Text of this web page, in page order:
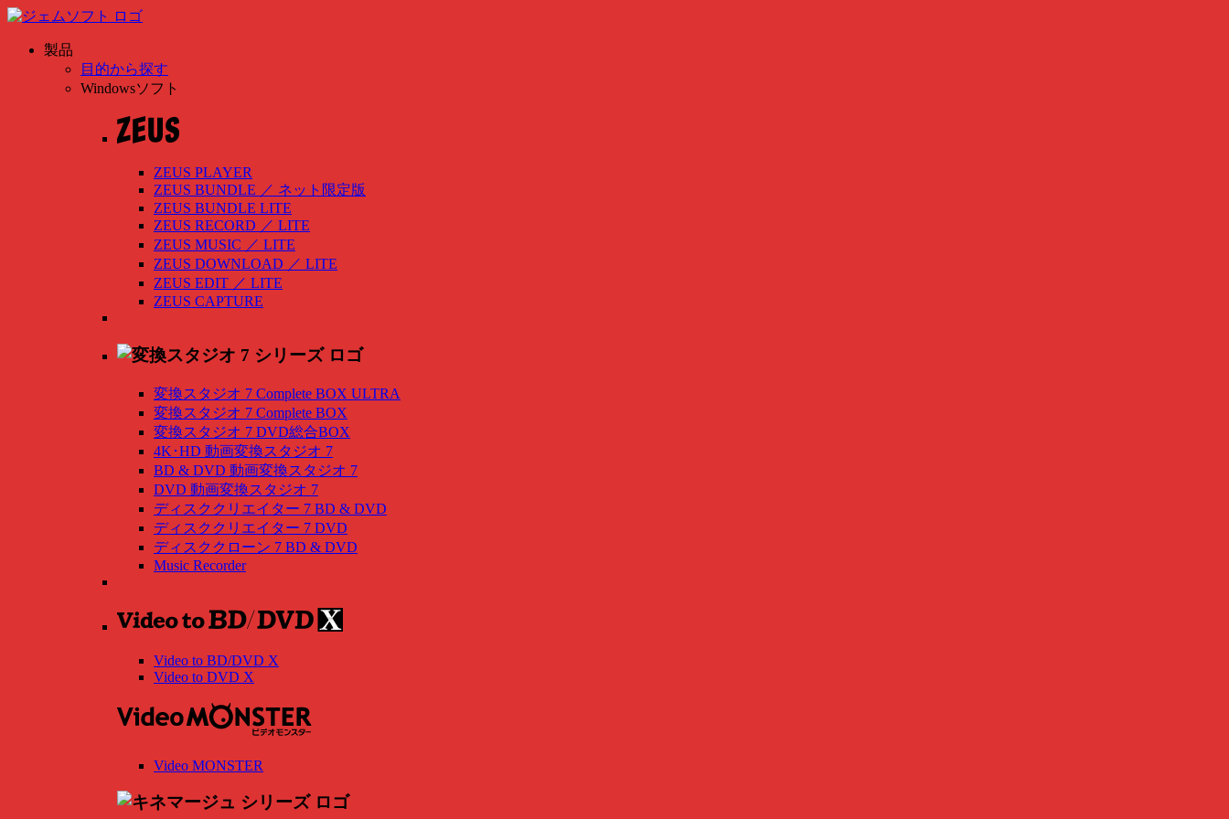
製品
目的から探す
Windowsソフト
ZEUS PLAYER
ZEUS BUNDLE ／ ネット限定版
ZEUS BUNDLE LITE
ZEUS RECORD ／ LITE
ZEUS MUSIC ／ LITE
ZEUS DOWNLOAD ／ LITE
ZEUS EDIT ／ LITE
ZEUS CAPTURE
変換スタジオ 7 Complete BOX ULTRA
変換スタジオ 7 Complete BOX
変換スタジオ 7 DVD総合BOX
4K･HD 動画変換スタジオ 7
BD & DVD 動画変換スタジオ 7
DVD 動画変換スタジオ 7
ディスククリエイター 7 BD & DVD
ディスククリエイター 7 DVD
ディスククローン 7 BD & DVD
Music Recorder
Video to BD/DVD X
Video to DVD X
Video MONSTER